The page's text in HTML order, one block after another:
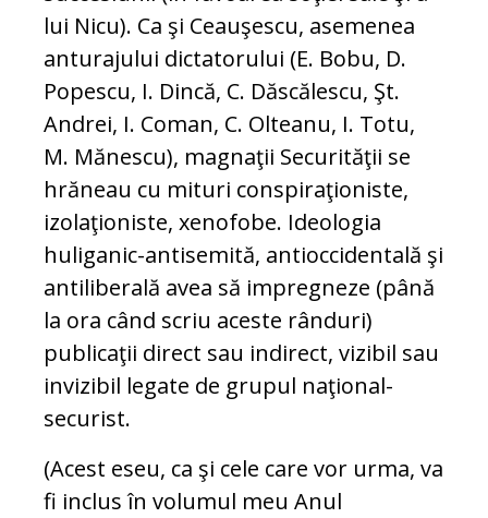
lui Nicu). Ca şi Ceauşescu, asemenea
anturajului dictatorului (E. Bobu, D.
Popescu, I. Dincă, C. Dăscălescu, Şt.
Andrei, I. Coman, C. Olteanu, I. Totu,
M. Mănescu), magnaţii Securităţii se
hrăneau cu mituri conspiraţioniste,
izolaţioniste, xenofobe. Ideologia
huliganic-antisemită, antioccidentală şi
antiliberală avea să impregneze (până
la ora când scriu aceste rânduri)
publicaţii direct sau indirect, vizibil sau
invizibil legate de grupul naţional-
securist.
(Acest eseu, ca şi cele care vor urma, va
fi inclus în volumul meu Anul